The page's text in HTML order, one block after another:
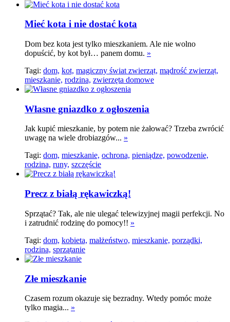
Mieć kota i nie dostać kota
Dom bez kota jest tylko mieszkaniem. Ale nie wolno
dopuścić, by kot był… panem domu. »
Tagi: dom, kot, magiczny świat zwierząt, mądrość zwierząt,
mieszkanie, rodzina, zwierzęta domowe
Własne gniazdko z ogłoszenia
Jak kupić mieszkanie, by potem nie żałować? Trzeba zwrócić
uwagę na wiele drobiazgów... »
Tagi: dom, mieszkanie, ochrona, pieniądze, powodzenie,
rodzina, runy, szczęście
Precz z białą rękawiczką!
Sprzątać? Tak, ale nie ulegać telewizyjnej magii perfekcji. No
i zatrudnić rodzinę do pomocy!! »
Tagi: dom, kobieta, małżeństwo, mieszkanie, porządki,
rodzina, sprzątanie
Złe mieszkanie
Czasem rozum okazuje się bezradny. Wtedy pomóc może
tylko magia... »